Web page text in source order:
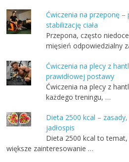
Ćwiczenia na przeponę
stabilizację ciała
Przepona, często
mięsień odpowiedzialny
Ćwiczenia na plecy z
prawidłowej postawy
Ćwiczenia na plecy z
każdego treningu, …
Dieta 2500 kcal –
jadłospis
Dieta 2500 kcal to
większe zainteresowanie …